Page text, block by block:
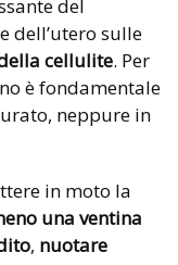
del
dell’utero sulle
cellulite. Per
è fondamentale
neppure in
in moto la
una ventina
, nuotare